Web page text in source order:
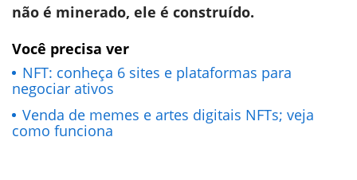
não é minerado, ele é construído.
Você precisa ver
NFT: conheça 6 sites e plataformas para
negociar ativos
Venda de memes e artes digitais NFTs; veja
como funciona